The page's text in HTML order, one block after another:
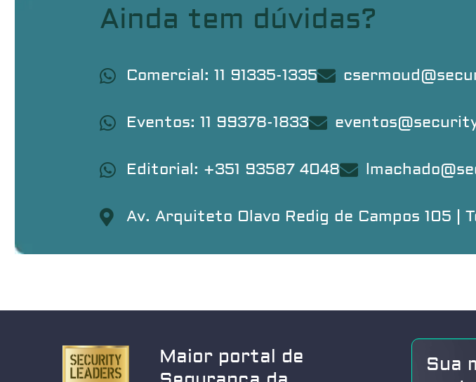
Ainda tem dúvidas?
Comercial: 11 91335-1335
Eventos: 11 99378-1833
Editorial: +351 93587 4048
Av. Arquiteto Olavo Redig de Campos 105 |
Maior portal de
Sua